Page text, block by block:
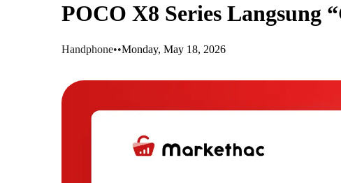
POCO X8 Series Langsung
Handphone••Monday, May 18, 2026